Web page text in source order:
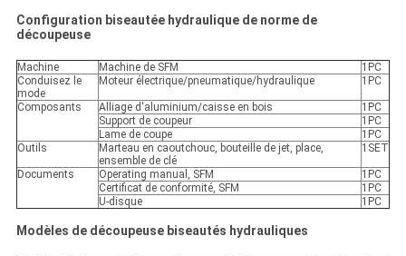
Configuration biseautée hydraulique de norme de
découpeuse
Machine Machine de SFM
1PC
Conduisez le
mode
Moteur électrique/pneumatique/hydraulique 1PC
Composants Alliage d'aluminium/caisse en bois
1PC
Support de coupeur
1PC
Lame de coupe
1PC
Outils
Marteau en caoutchouc, bouteille de jet, place,
ensemble de clé
1SET
Documents Operating manual, SFM
1PC
Certificat de conformité, SFM
1PC
U-disque
1PC
Modèles de découpeuse biseautés hydrauliques